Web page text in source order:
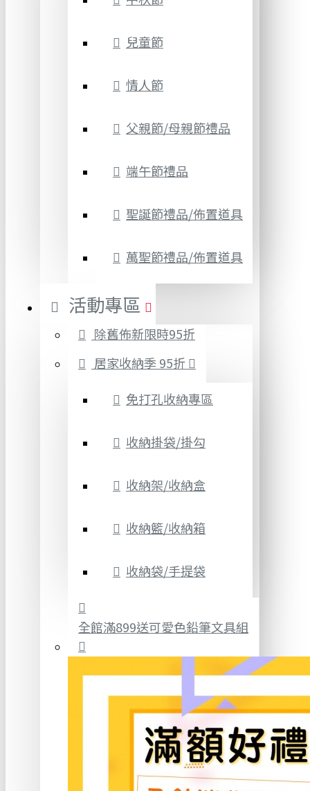
兒童節
情人節
父親節/母親節禮品
端午節禮品
聖誕節禮品/佈置道具
萬聖節禮品/佈置道具
活動專區
除舊佈新限時95折
居家收納季 95折
免打孔收納專區
收納掛袋/掛勾
收納架/收納盒
收納籃/收納箱
收納袋/手提袋
全館滿899送可愛色鉛筆文具組